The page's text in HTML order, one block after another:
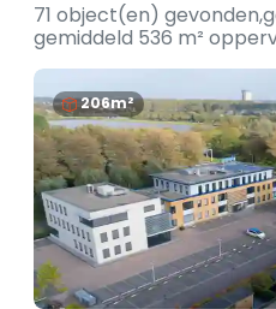
71 object(en)
gemiddeld 536 m²
206m²